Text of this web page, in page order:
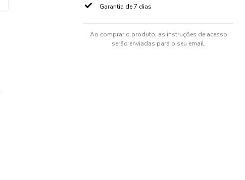
Garantia de 7 dias
Ao comprar o produto, as instruções de acesso
serão enviadas para o seu email.